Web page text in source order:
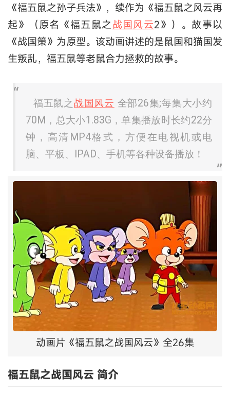
《福五鼠之孙子兵法》，续作为《福五鼠之风云再
起》（原名《福五鼠之 战国风云2》）。故事以
《战国策》为原型。该动画讲述的是鼠国和猫国发
生叛乱，福五鼠等老鼠合力拯救的故事。
福五鼠之战国风云 全部26集;每集大小约
70M，总大小1.83G，单集播放时长约22分
钟，高清MP4格式，方便在电视机或电
脑、平板、IPAD、手机等各种设备播放！
动画片《福五鼠之战国风云》全26集
福五鼠之战国风云 简介